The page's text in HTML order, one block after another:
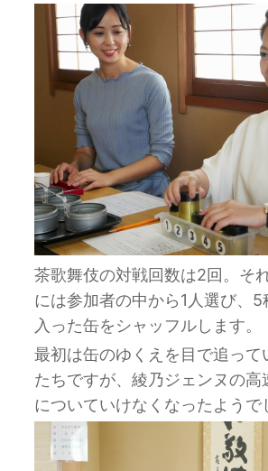
茶歌舞伎の対戦回数は2回。そ
には参加者の中から1人選び、
入った缶をシャッフルします。
最初は缶のゆくえを目で追って
たちですが、綾乃ジェンヌの高
についていけなくなったようで